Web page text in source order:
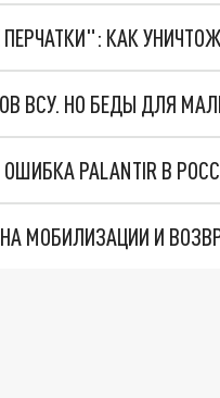
КАК
ВСУ. НО БЕДЫ ДЛЯ